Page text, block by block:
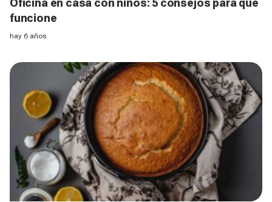
Oficina en casa con niños: 5 consejos para que
funcione
hay 6 años